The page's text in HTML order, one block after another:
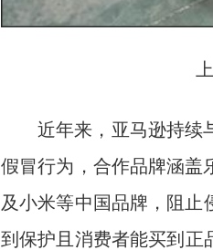
近年来，亚马逊持续
假冒行为，合作品牌涵盖
及小米等中国品牌，阻止
到保护且消费者能买到正